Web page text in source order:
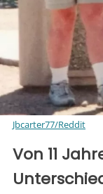
Jbcarter77/Reddit
Von 11